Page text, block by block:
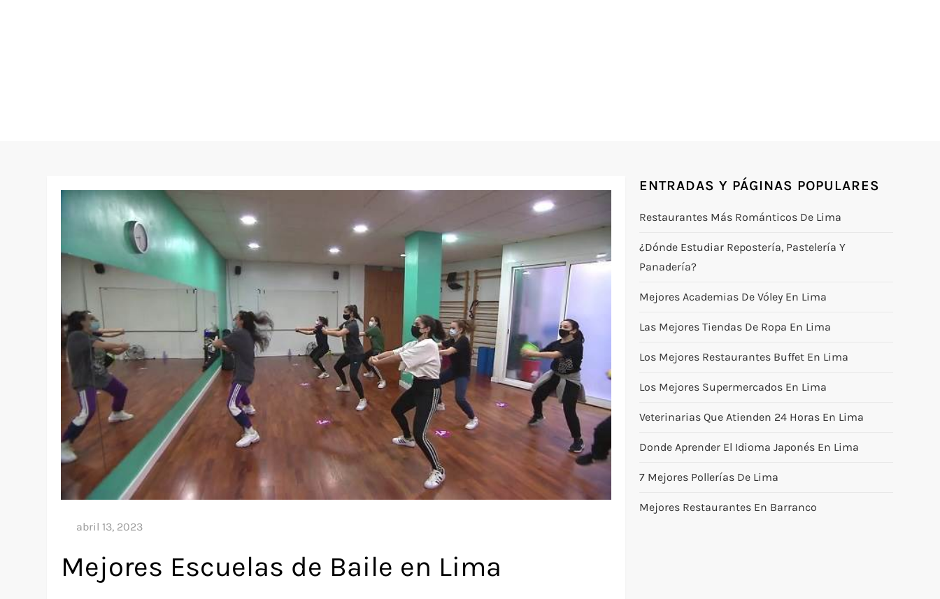
Mejores Escuelas de Baile en Lima
ENTRADAS Y PÁGINAS POPULARES
Restaurantes Más Románticos De Lima
¿Dónde Estudiar Repostería, Pastelería Y
Panadería?
Mejores Academias De Vóley En Lima
Las Mejores Tiendas De Ropa En Lima
Los Mejores Restaurantes Buffet En Lima
Los Mejores Supermercados En Lima
Veterinarias Que Atienden 24 Horas En Lima
Donde Aprender El Idioma Japonés En Lima
7 Mejores Pollerías De Lima
Mejores Restaurantes En Barranco